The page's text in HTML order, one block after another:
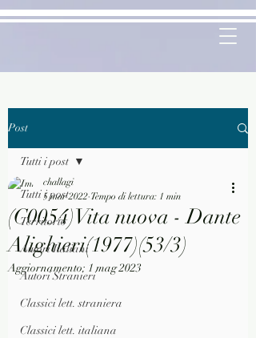
Post
Tutti i post
Territorio
Autori Italiani
Autori Stranieri
Classici lett. straniera
Classici lett. italiana
Tutti i post
(C0054)Vita nuova - Dante
Alighieri(1977)(53/3)
challagi
5 mar 2022 Tempo di lettura: 1 min
Aggiornamento: 1 mag 2023